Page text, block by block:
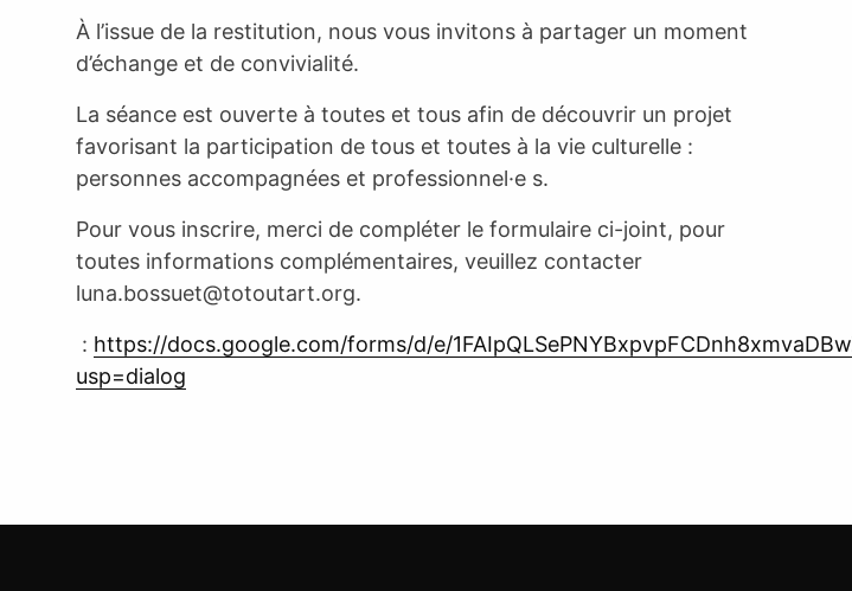
À l’issue de la restitution, nous vous invitons à partager un moment
d’échange et de convivialité.
La séance est ouverte à toutes et tous afin de découvrir un projet
favorisant la participation de tous et toutes à la vie culturelle :
personnes accompagnées et professionnel·e s.
Pour vous inscrire, merci de compléter le formulaire ci-joint, pour
toutes informations complémentaires, veuillez contacter
luna.bossuet@totoutart.org.
: https://docs.google.com/forms/d/e/
usp=dialog